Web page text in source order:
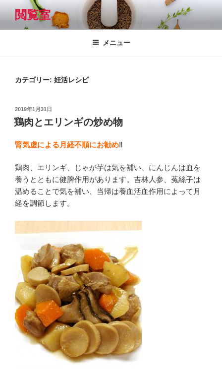
テ
閲覧室
メニュー
カテゴリー: 妊活レシピ
投
稿
日:
2019年1月31日
鶏肉とエリンギの炒め物
腎気虚による月経不順にお勧め‼
鶏肉、エリンギ、じゃが芋は気を補い、にんじんは血を
養うとともに健脾作用があります。吉林人参、菟絲子は
温めることで気を補い、当帰は養血活血作用によって月
経を調節します。